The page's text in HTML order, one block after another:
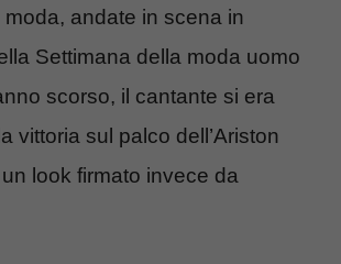
andate in scena in
Settimana della moda uomo
scorso, il cantante si era
vittoria sul palco dell’Ariston
look firmato invece da